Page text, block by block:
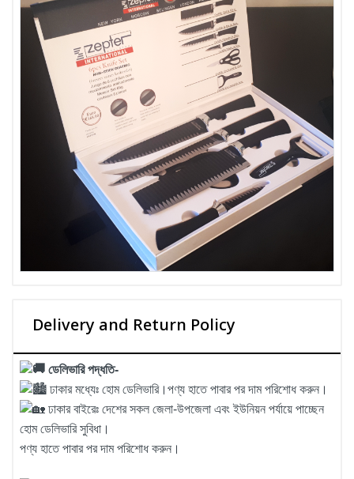
Delivery and Return Policy
ডেলিভারি পদ্ধতি-
ঢাকার মধ্যেঃ হোম ডেলিভারি।পণ্য হাতে পাবার পর দাম পরিশোধ করুন।
ঢাকার বাইরেঃ দেশের সকল জেলা-উপজেলা এবং ইউনিয়ন পর্যায়ে পাচ্ছেন
হোম ডেলিভারি সুবিধা।
পণ্য হাতে পাবার পর দাম পরিশোধ করুন।